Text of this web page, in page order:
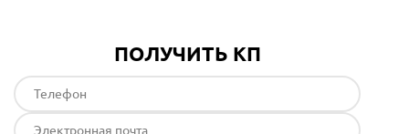
ПОЛУЧИТЬ КП